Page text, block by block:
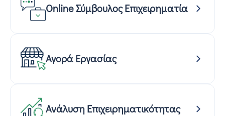
Online Σύμβουλος Επιχειρηματία
Αγορά Εργασίας
Ανάλυση Επιχειρηματικότητας